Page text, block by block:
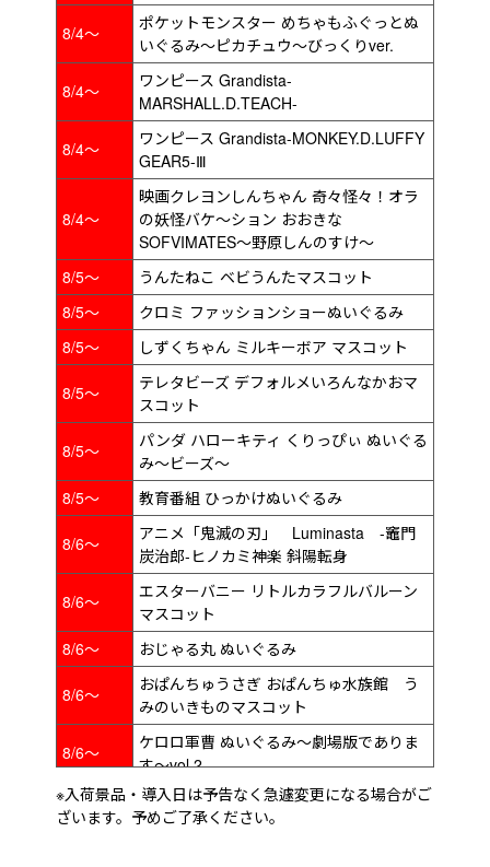
8/4～
ポケットモンスター めちゃもふぐっとぬ
いぐるみ～ピカチュウ～びっくりver.
8/4～
ワンピース Grandista-
MARSHALL.D.TEACH-
8/4～
ワンピース Grandista-MONKEY.D.LUFFY
GEAR5-Ⅲ
8/4～
映画クレヨンしんちゃん 奇々怪々！オラ
の妖怪バケ～ション おおきな
SOFVIMATES～野原しんのすけ～
8/5～
うんたねこ ベビうんたマスコット
8/5～
クロミ ファッションショーぬいぐるみ
8/5～
しずくちゃん ミルキーボア マスコット
8/5～
テレタビーズ デフォルメいろんなかおマ
スコット
8/5～
パンダ ハローキティ くりっぴぃ ぬいぐる
み～ビーズ～
8/5～
教育番組 ひっかけぬいぐるみ
8/6～
アニメ「鬼滅の刃」 Luminasta ‐竈門
炭治郎‐ヒノカミ神楽 斜陽転身
8/6～
エスターバニー リトルカラフルバルーン
マスコット
8/6～
おじゃる丸 ぬいぐるみ
8/6～
おぱんちゅうさぎ おぱんちゅ水族館 う
みのいきものマスコット
8/6～
ケロロ軍曹 ぬいぐるみ～劇場版でありま
す～vol.2
8/6～
サンリオキャラクターズ ふんわりほっぺ
がま口ポーチ
※入荷景品・導入日は予告なく急遽変更になる場合がご
ざいます。予めご了承ください。